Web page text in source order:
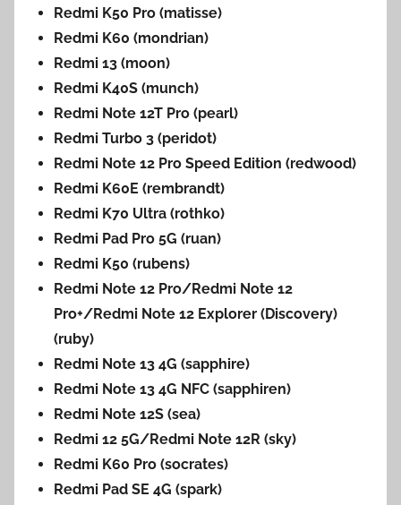
Redmi K50 Pro (matisse)
Redmi K60 (mondrian)
Redmi 13 (moon)
Redmi K40S (munch)
Redmi Note 12T Pro (pearl)
Redmi Turbo 3 (peridot)
Redmi Note 12 Pro Speed Edition (redwood)
Redmi K60E (rembrandt)
Redmi K70 Ultra (rothko)
Redmi Pad Pro 5G (ruan)
Redmi K50 (rubens)
Redmi Note 12 Pro/Redmi Note 12
Pro+/Redmi Note 12 Explorer (Discovery)
(ruby)
Redmi Note 13 4G (sapphire)
Redmi Note 13 4G NFC (sapphiren)
Redmi Note 12S (sea)
Redmi 12 5G/Redmi Note 12R (sky)
Redmi K60 Pro (socrates)
Redmi Pad SE 4G (spark)